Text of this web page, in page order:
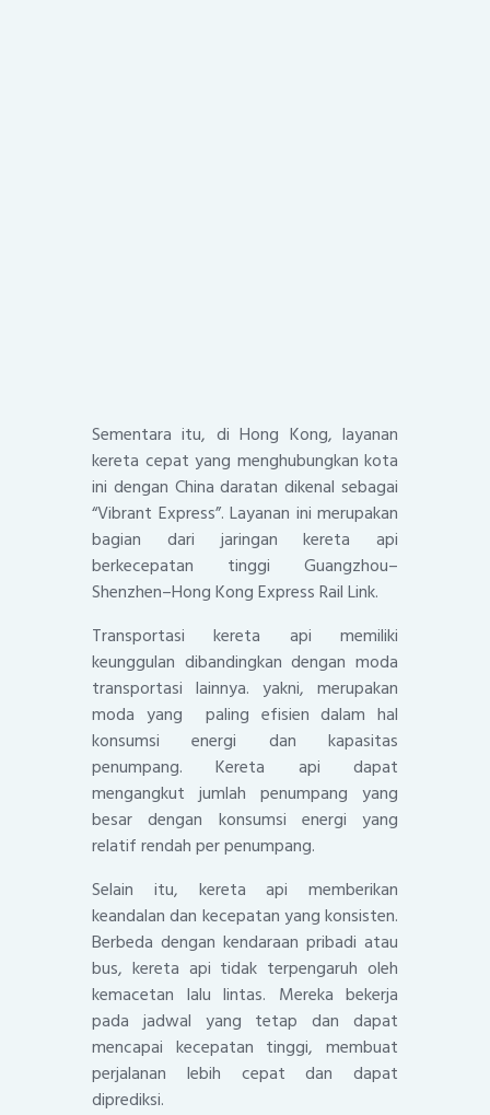
Sementara itu, di Hong Kong, layanan
kereta cepat yang menghubungkan kota
ini dengan China daratan dikenal sebagai
“Vibrant Express”. Layanan ini merupakan
bagian dari jaringan kereta api
berkecepatan tinggi Guangzhou–
Shenzhen–Hong Kong Express Rail Link.
Transportasi kereta api memiliki
keunggulan dibandingkan dengan moda
transportasi lainnya. yakni, merupakan
moda yang paling efisien dalam hal
konsumsi energi dan kapasitas
penumpang. Kereta api dapat
mengangkut jumlah penumpang yang
besar dengan konsumsi energi yang
relatif rendah per penumpang.
Selain itu, kereta api memberikan
keandalan dan kecepatan yang konsisten.
Berbeda dengan kendaraan pribadi atau
bus, kereta api tidak terpengaruh oleh
kemacetan lalu lintas. Mereka bekerja
pada jadwal yang tetap dan dapat
mencapai kecepatan tinggi, membuat
perjalanan lebih cepat dan dapat
diprediksi.